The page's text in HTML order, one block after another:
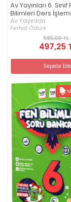
Av Yayınları 6. Sınıf
Bilimleri Ders
Av Yayınları
Ferhat Öztürk
585,00 TL
497,25
Sepete